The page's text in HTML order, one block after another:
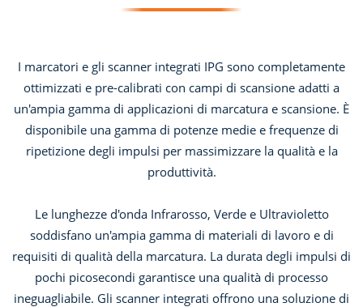
I marcatori e gli scanner integrati IPG sono completamente
ottimizzati e pre-calibrati con campi di scansione adatti a
un'ampia gamma di applicazioni di marcatura e scansione. È
disponibile una gamma di potenze medie e frequenze di
ripetizione degli impulsi per massimizzare la qualità e la
produttività.
Le lunghezze d'onda Infrarosso, Verde e Ultravioletto
soddisfano un'ampia gamma di materiali di lavoro e di
requisiti di qualità della marcatura. La durata degli impulsi di
pochi picosecondi garantisce una qualità di processo
ineguagliabile. Gli scanner integrati offrono una soluzione di